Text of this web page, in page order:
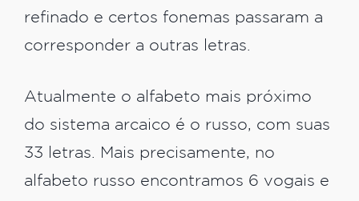
refinado e certos fonemas passaram a
corresponder a outras letras.
Atualmente o alfabeto mais próximo
do sistema arcaico é o russo, com suas
33 letras. Mais precisamente, no
alfabeto russo encontramos 6 vogais e